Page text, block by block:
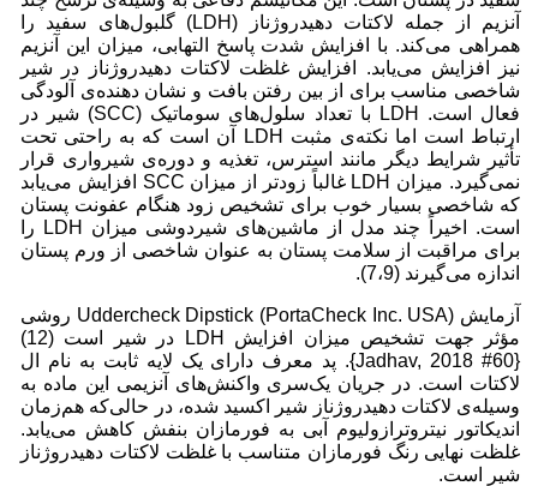
آنزیم از جمله لاکتات دهیدروژناز (LDH) گلبول‌های سفید را
همراهی می‌کند. با افزایش شدت پاسخ التهابی، میزان این آنزیم
نیز افزایش می‌یابد. افزایش غلظت لاکتات دهیدروژناز در شیر
شاخصی مناسب برای از بین رفتن بافت و نشان دهنده‌ی آلودگی
فعال است. LDH با تعداد سلول‌های سوماتیک (SCC) شیر در
ارتباط است اما نکته‌ی مثبت LDH آن است که به راحتی تحت
تأثیر شرایط دیگر مانند استرس، تغذیه و دوره‌ی شیرواری قرار
نمی‌گیرد. میزان LDH غالباً زودتر از میزان SCC افزایش می‌یابد
که شاخصی بسیار خوب برای تشخیص زود هنگام عفونت پستان
است. اخیراً چند مدل از ماشین‌های شیردوشی میزان LDH را
برای مراقبت از سلامت پستان به عنوان شاخصی از ورم پستان
اندازه می‌گیرند (7،9).
آزمایش Uddercheck Dipstick (PortaCheck Inc. USA) روشی
مؤثر جهت تشخیص میزان افزایش LDH در شیر است (12)
{Jadhav, 2018 #60}. پد معرف دارای یک لایه ثابت به نام ال
لاکتات است. در جریان یک‌سری واکنش‌های آنزیمی این ماده به
وسیله‌ی لاکتات دهیدروژناز شیر اکسید شده، در حالی‌که هم‌زمان
اندیکاتور نیتروترازولیوم آبی به فورمازان بنفش کاهش می‌یابد.
غلظت نهایی رنگ فورمازان متناسب با غلظت لاکتات دهیدروژناز
شیر است.